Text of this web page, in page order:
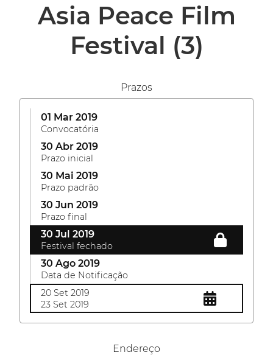
Asia Peace Film
Festival (3)
Prazos
01 Mar 2019
Convocatória
30 Abr 2019
Prazo inicial
30 Mai 2019
Prazo padrão
30 Jun 2019
Prazo final
30 Jul 2019
Festival fechado
30 Ago 2019
Data de Notificação
20 Set 2019
23 Set 2019
Endereço